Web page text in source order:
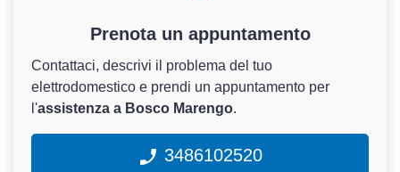
Prenota un appuntamento
Contattaci, descrivi il problema del tuo
elettrodomestico e prendi un appuntamento per
l'assistenza a Bosco Marengo.
3486102520